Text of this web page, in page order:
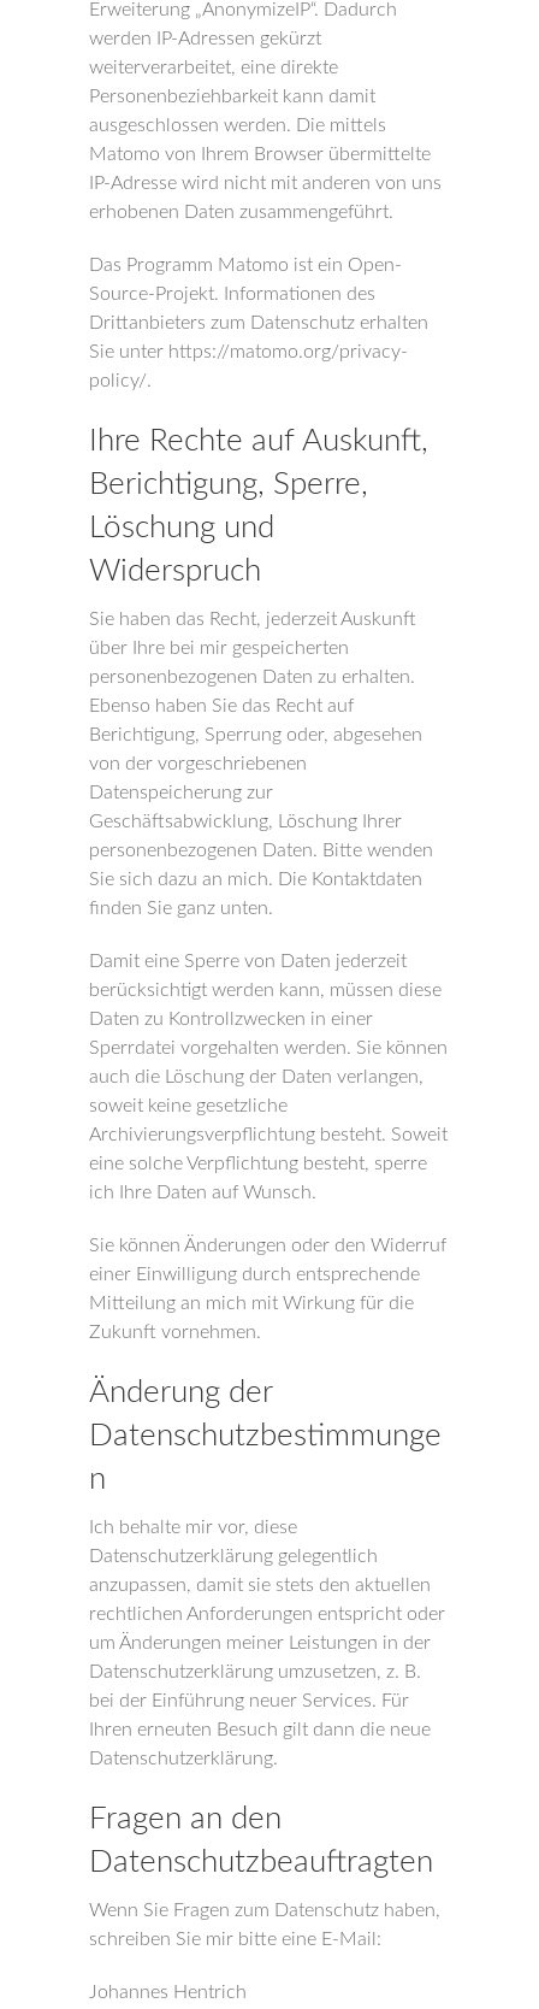
Erweiterung „AnonymizeIP“. Dadurch
werden IP-Adressen gekürzt
weiterverarbeitet, eine direkte
Personenbeziehbarkeit kann damit
ausgeschlossen werden. Die mittels
Matomo von Ihrem Browser übermittelte
IP-Adresse wird nicht mit anderen von uns
erhobenen Daten zusammengeführt.
Das Programm Matomo ist ein Open-
Source-Projekt. Informationen des
Drittanbieters zum Datenschutz erhalten
Sie unter https://matomo.org/privacy-
policy/.
Ihre Rechte auf Auskunft,
Berichtigung, Sperre,
Löschung und
Widerspruch
Sie haben das Recht, jederzeit Auskunft
über Ihre bei mir gespeicherten
personenbezogenen Daten zu erhalten.
Ebenso haben Sie das Recht auf
Berichtigung, Sperrung oder, abgesehen
von der vorgeschriebenen
Datenspeicherung zur
Geschäftsabwicklung, Löschung Ihrer
personenbezogenen Daten. Bitte wenden
Sie sich dazu an mich. Die Kontaktdaten
finden Sie ganz unten.
Damit eine Sperre von Daten jederzeit
berücksichtigt werden kann, müssen diese
Daten zu Kontrollzwecken in einer
Sperrdatei vorgehalten werden. Sie können
auch die Löschung der Daten verlangen,
soweit keine gesetzliche
Archivierungsverpflichtung besteht. Soweit
eine solche Verpflichtung besteht, sperre
ich Ihre Daten auf Wunsch.
Sie können Änderungen oder den Widerruf
einer Einwilligung durch entsprechende
Mitteilung an mich mit Wirkung für die
Zukunft vornehmen.
Änderung der
Datenschutzbestimmunge
n
Ich behalte mir vor, diese
Datenschutzerklärung gelegentlich
anzupassen, damit sie stets den aktuellen
rechtlichen Anforderungen entspricht oder
um Änderungen meiner Leistungen in der
Datenschutzerklärung umzusetzen, z. B.
bei der Einführung neuer Services. Für
Ihren erneuten Besuch gilt dann die neue
Datenschutzerklärung.
Fragen an den
Datenschutzbeauftragten
Wenn Sie Fragen zum Datenschutz haben,
schreiben Sie mir bitte eine E-Mail:
Johannes Hentrich